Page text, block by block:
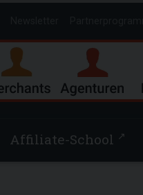
Affiliate-School ↗